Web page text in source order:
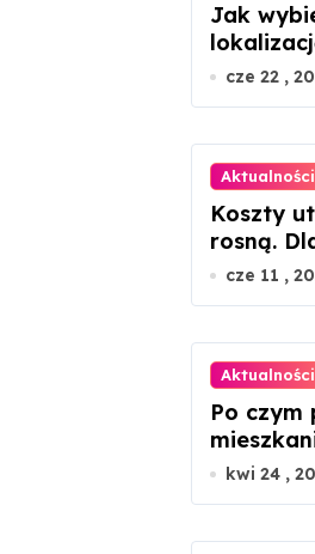
Jak
cze 22 ,
Aktualności
Koszty
rosną.
dramat
cze 11 ,
Aktualności
Po czym
ustawne,
kwi 24 ,